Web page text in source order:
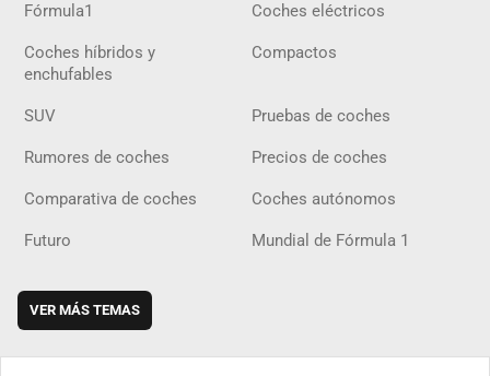
Fórmula1 Coches eléctricos
Coches híbridos y
enchufables
Compactos
SUV Pruebas de coches
Rumores de coches Precios de coches
Comparativa de coches Coches autónomos
Futuro Mundial de Fórmula 1
VER MÁS TEMAS